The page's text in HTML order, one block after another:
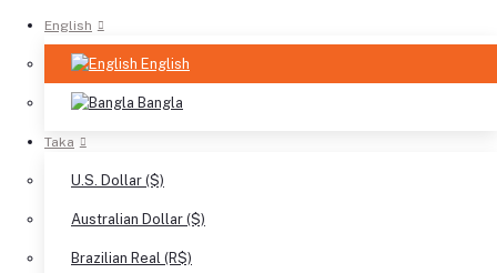
English
English
Bangla
Taka
U.S. Dollar ($)
Australian Dollar ($)
Brazilian Real (R$)